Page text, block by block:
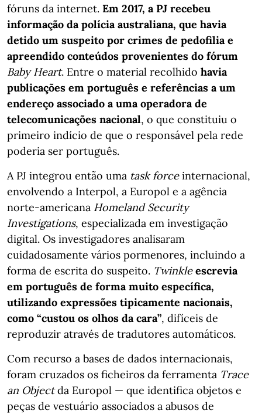
fóruns da internet. Em 2017, a PJ recebeu
informação da polícia australiana, que havia
detido um suspeito por crimes de pedofilia e
apreendido conteúdos provenientes do fórum
Baby Heart. Entre o material recolhido havia
publicações em português e referências a um
endereço associado a uma operadora de
telecomunicações nacional, o que constituiu o
primeiro indício de que o responsável pela rede
poderia ser português.
A PJ integrou então uma task forceinternacional,
envolvendo a Interpol, a Europol e a agência
norte-americana Homeland Security
Investigations, especializada em investigação
digital. Os investigadores analisaram
cuidadosamente vários pormenores, incluindo a
forma de escrita do suspeito. Twinkle escrevia
em português de forma muito específica,
utilizando expressões tipicamente nacionais,
como “custou os olhos da cara”, difíceis de
reproduzir através de tradutores automáticos.
Com recurso a bases de dados internacionais,
foram cruzados os ficheiros da ferramenta Trace
an Objectda Europol — que identifica objetos e
peças de vestuário associados a abusos de